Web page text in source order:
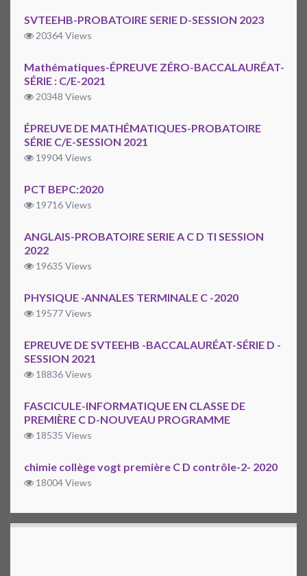
SVTEEHB-PROBATOIRE SERIE D-SESSION 2023
20364 Views
Mathématiques-ÉPREUVE ZÉRO-BACCALAURÉAT-
SÉRIE : C/E-2021
20348 Views
ÉPREUVE DE MATHÉMATIQUES-PROBATOIRE
SÉRIE C/E-SESSION 2021
19904 Views
PCT BEPC:2020
19716 Views
ANGLAIS-PROBATOIRE SERIE A C D TI SESSION
2022
19635 Views
PHYSIQUE -ANNALES TERMINALE C -2020
19577 Views
EPREUVE DE SVTEEHB -BACCALAURÉAT-SÉRIE D -
SESSION 2021
18836 Views
FASCICULE-INFORMATIQUE EN CLASSE DE
PREMIÈRE C D-NOUVEAU PROGRAMME
18535 Views
chimie collège vogt première C D contrôle-2- 2020
18004 Views